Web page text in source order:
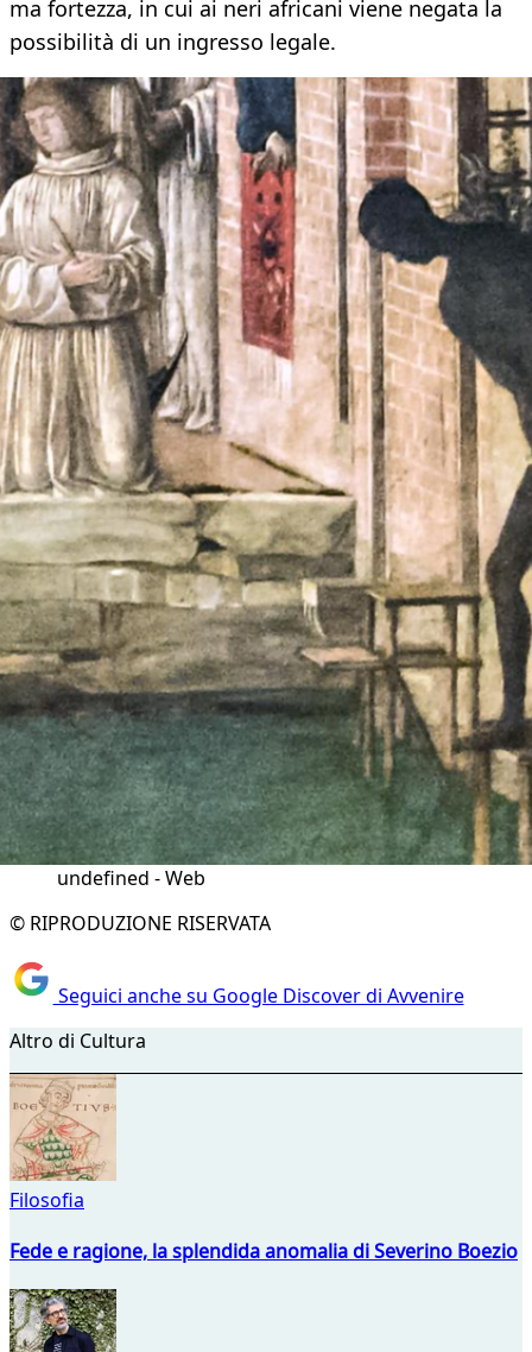
ma fortezza, in cui ai neri africani viene negata la
possibilità di un ingresso legale.
undefined - Web
© RIPRODUZIONE RISERVATA
Seguici anche su Google Discover di Avvenire
Altro di Cultura
Filosofia
Fede e ragione, la splendida anomalia di Severino Boezio